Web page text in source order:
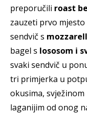
preporučili roast
zauzeti prvo
sendvič s
bagel s lososom i
svaki sendvič u
tri primjerka u
okusima,
laganijim od onog